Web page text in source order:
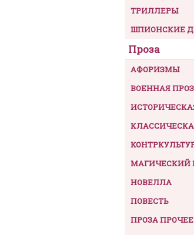
ТРИЛЛЕРЫ
ШПИОНСКИЕ
Проза
АФОРИЗМЫ
ВОЕННАЯ
МАГИЧЕСКИЙ
НОВЕЛЛА
ПОВЕСТЬ
ПРОЗА ПРОЧЕЕ